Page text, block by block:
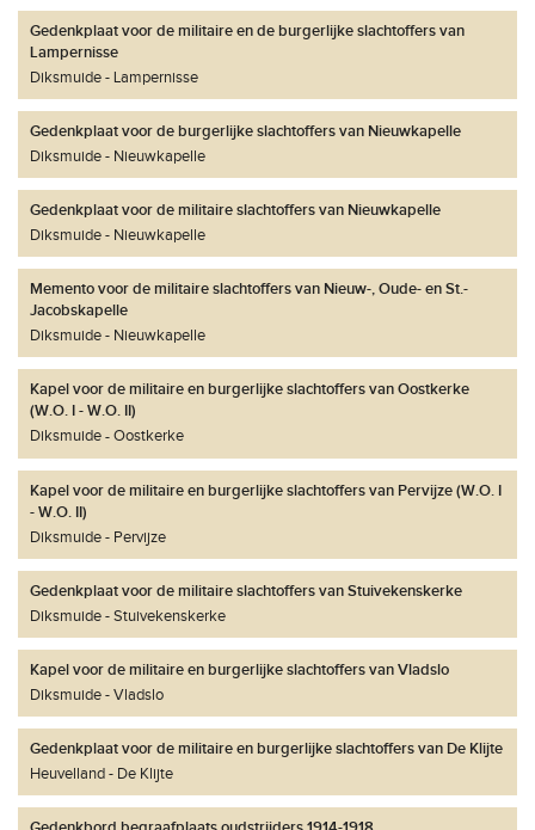
Gedenkplaat voor de militaire en de burgerlijke slachtoffers van
Lampernisse
Diksmuide
Lampernisse
Gedenkplaat voor de burgerlijke slachtoffers van Nieuwkapelle
Diksmuide
Nieuwkapelle
Gedenkplaat voor de militaire slachtoffers van Nieuwkapelle
Diksmuide
Nieuwkapelle
Memento voor de militaire slachtoffers van Nieuw-, Oude- en St.-
Jacobskapelle
Diksmuide
Nieuwkapelle
Kapel voor de militaire en burgerlijke slachtoffers van Oostkerke
(W.O. I - W.O. II)
Diksmuide
Oostkerke
Kapel voor de militaire en burgerlijke slachtoffers van Pervijze (W.O. I
- W.O. II)
Diksmuide
Pervijze
Gedenkplaat voor de militaire slachtoffers van Stuivekenskerke
Diksmuide
Stuivekenskerke
Kapel voor de militaire en burgerlijke slachtoffers van Vladslo
Diksmuide
Vladslo
Gedenkplaat voor de militaire en burgerlijke slachtoffers van De Klijte
Heuvelland
De Klijte